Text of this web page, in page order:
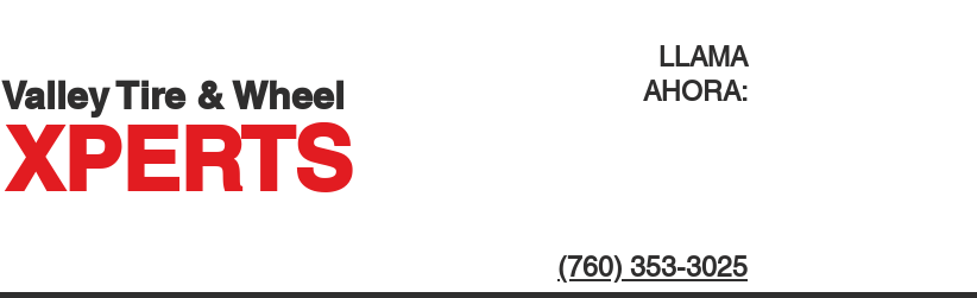
Valley Tire & Wheel
XPERTS
LLAMA
AHORA:
(760) 353-3025